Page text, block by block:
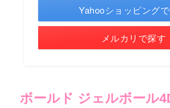
Yahooショッピング
メルカリで探す
ボールド ジェルボール